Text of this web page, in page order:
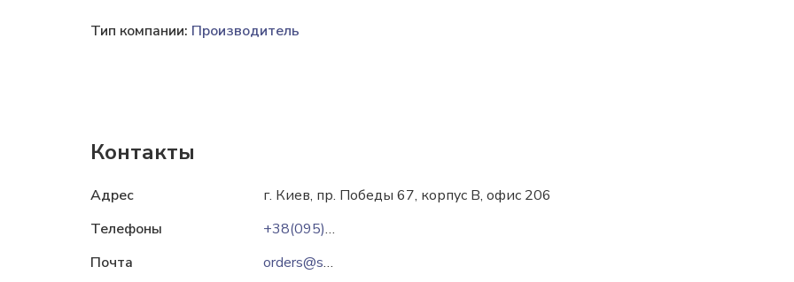
Тип компании: Производитель
Контакты
Адрес
г. Киев, пр. Победы 67, корпус В, офис 206
Телефоны
+38(095)044-67-01
Почта
orders@sushka.com.ua